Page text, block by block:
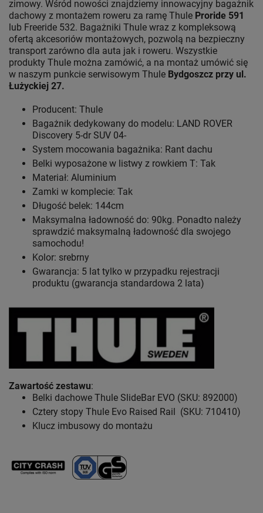
zimowy. Wśród nowości znajdziemy innowacyjny bagażnik
dachowy z montażem roweru za ramę Thule Proride 591
lub Freeride 532. Bagażniki Thule wraz z kompleksową
ofertą akcesoriów montażowych, pozwolą na bezpieczny
transport zarówno dla auta jak i roweru. Wszystkie
produkty Thule można zamówić, a na montaż umówić się
w naszym punkcie serwisowym Thule Bydgoszcz przy ul.
Łużyckiej 27.
Producent: Thule
Bagażnik dedykowany do modelu: LAND ROVER
Discovery 5-dr SUV 04-
System mocowania bagażnika: Rant dachu
Belki wyposażone w listwy z rowkiem T: Tak
Materiał: Aluminium
Zamki w komplecie: Tak
Długość belek: 144cm
Maksymalna ładowność do: 90kg. Ponadto należy
sprawdzić maksymalną ładowność dla swojego
samochodu!
Kolor: srebrny
Gwarancja: 5 lat tylko w przypadku rejestracji
produktu (gwarancja standardowa 2 lata)
Zawartość zestawu:
Belki dachowe Thule SlideBar EVO (SKU: 892000)
Cztery stopy Thule Evo Raised Rail (SKU: 710410)
Klucz imbusowy do montażu